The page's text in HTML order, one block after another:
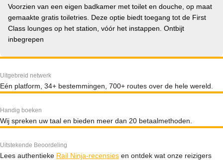
Voorzien van een eigen badkamer met toilet en douche, op maat
gemaakte gratis toiletries. Deze optie biedt toegang tot de First
Class lounges op het station, vóór het instappen. Ontbijt
inbegrepen
Uitgebreid netwerk
Eén platform, 34+ bestemmingen, 700+ routes over de hele wereld.
Handig boeken
Wij spreken uw taal en bieden meer dan 20 betaalmethoden.
Uitstekende Beoordeling
Lees authentieke Rail Ninja-recensies en ontdek wat onze reizigers